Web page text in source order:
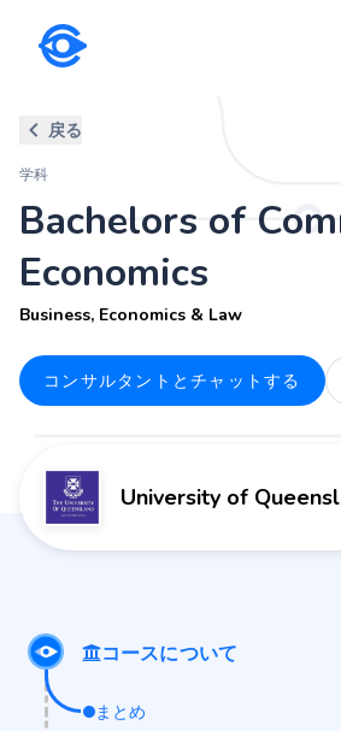
戻る
学科
Bachelors of
Economics
Business, Economics & Law
コンサルタントとチャットする
University of
コースについて
まとめ